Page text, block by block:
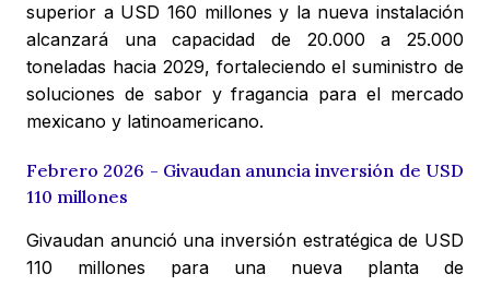
superior a USD 160 millones y la nueva instalación
alcanzará una capacidad de 20.000 a 25.000
toneladas hacia 2029, fortaleciendo el suministro de
soluciones de sabor y fragancia para el mercado
mexicano y latinoamericano.
Febrero 2026 - Givaudan anuncia inversión de USD
110 millones
Givaudan anunció una inversión estratégica de USD
110 millones para una nueva planta de